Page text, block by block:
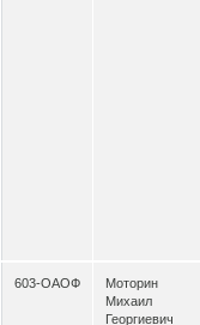
603-ОАОФ
Моторин
Михаил
Георгиевич